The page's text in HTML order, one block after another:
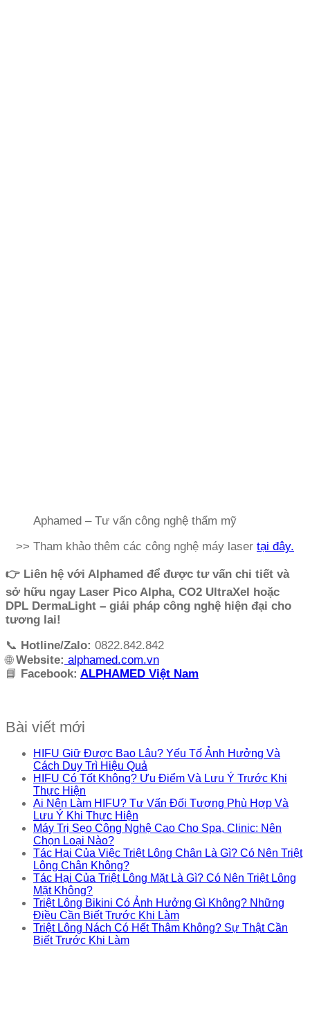
Aphamed – Tư vấn công nghệ thẩm mỹ
>> Tham khảo thêm các công nghệ máy laser tại đây.
👉 Liên hệ với Alphamed để được tư vấn chi tiết và
sở hữu ngay Laser Pico Alpha, CO2 UltraXel hoặc
DPL DermaLight – giải pháp công nghệ hiện đại cho
tương lai!
📞 Hotline/Zalo: 0822.842.842
🌐Website: alphamed.com.vn
📘 Facebook: ALPHAMED Việt Nam
Bài viết mới
HIFU Giữ Được Bao Lâu? Yếu Tố Ảnh Hưởng Và
Cách Duy Trì Hiệu Quả
HIFU Có Tốt Không? Ưu Điểm Và Lưu Ý Trước Khi
Thực Hiện
Ai Nên Làm HIFU? Tư Vấn Đối Tượng Phù Hợp Và
Lưu Ý Khi Thực Hiện
Máy Trị Sẹo Công Nghệ Cao Cho Spa, Clinic: Nên
Chọn Loại Nào?
Tác Hại Của Việc Triệt Lông Chân Là Gì? Có Nên Triệt
Lông Chân Không?
Tác Hại Của Triệt Lông Mặt Là Gì? Có Nên Triệt Lông
Mặt Không?
Triệt Lông Bikini Có Ảnh Hưởng Gì Không? Những
Điều Cần Biết Trước Khi Làm
Triệt Lông Nách Có Hết Thâm Không? Sự Thật Cần
Biết Trước Khi Làm